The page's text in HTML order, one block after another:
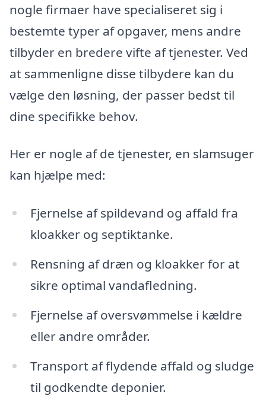
nogle firmaer have specialiseret sig i
bestemte typer af opgaver, mens andre
tilbyder en bredere vifte af tjenester. Ved
at sammenligne disse tilbydere kan du
vælge den løsning, der passer bedst til
dine specifikke behov.
Her er nogle af de tjenester, en slamsuger
kan hjælpe med:
Fjernelse af spildevand og affald fra
kloakker og septiktanke.
Rensning af dræn og kloakker for at
sikre optimal vandafledning.
Fjernelse af oversvømmelse i kældre
eller andre områder.
Transport af flydende affald og sludge
til godkendte deponier.